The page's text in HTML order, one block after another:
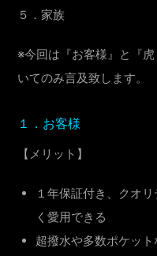
５．家族
※今回は『お客様』と『
いてのみ言及致します。
１．お客様
【メリット】
１年保証付き、クオ
く愛用できる
超撥水や多数ポケッ